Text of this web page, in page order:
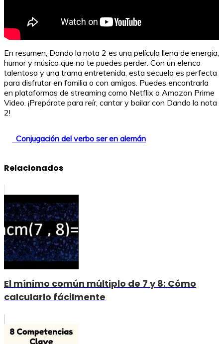
En resumen, Dando la nota 2 es una película llena de energía,
humor y música que no te puedes perder. Con un elenco
talentoso y una trama entretenida, esta secuela es perfecta
para disfrutar en familia o con amigos. Puedes encontrarla
en plataformas de streaming como Netflix o Amazon Prime
Video. ¡Prepárate para reír, cantar y bailar con Dando la nota
2!
Conjugación del verbo ser en alemán
Relacionados
El mínimo común múltiplo de 7 y 8: Cómo
calcularlo fácilmente